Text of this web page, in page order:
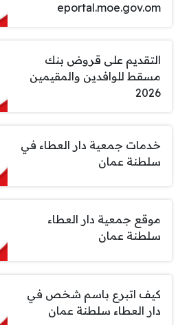
eportal.moe.gov.om
التقديم على قروض بنك
مسقط للوافدين والمقيمين
2026
خدمات جمعية دار العطاء في
سلطنة عمان
موقع جمعية دار العطاء
سلطنة عمان
كيف اتبرع باسم شخص في
دار العطاء سلطنة عمان